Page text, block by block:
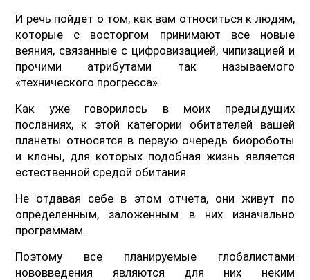
И речь пойдет о том, как вам относиться к людям,
которые с восторгом принимают все новые
веяния, связанные с цифровизацией, чипизацией и
прочими атрибутами так называемого
«технического прогресса».
Как уже говорилось в моих предыдущих
посланиях, к этой категории обитателей вашей
планеты относятся в первую очередь биороботы
и клоны, для которых подобная жизнь является
естественной средой обитания.
Не отдавая себе в этом отчета, они живут по
определенным, заложенным в них изначально
программам.
Поэтому все планируемые глобалистами
нововведения являются для них неким